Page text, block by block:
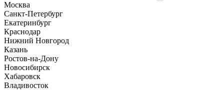
Москва
Санкт-Петербург
Екатеринбург
Краснодар
Нижний Новгород
Казань
Ростов-на-Дону
Новосибирск
Хабаровск
Владивосток